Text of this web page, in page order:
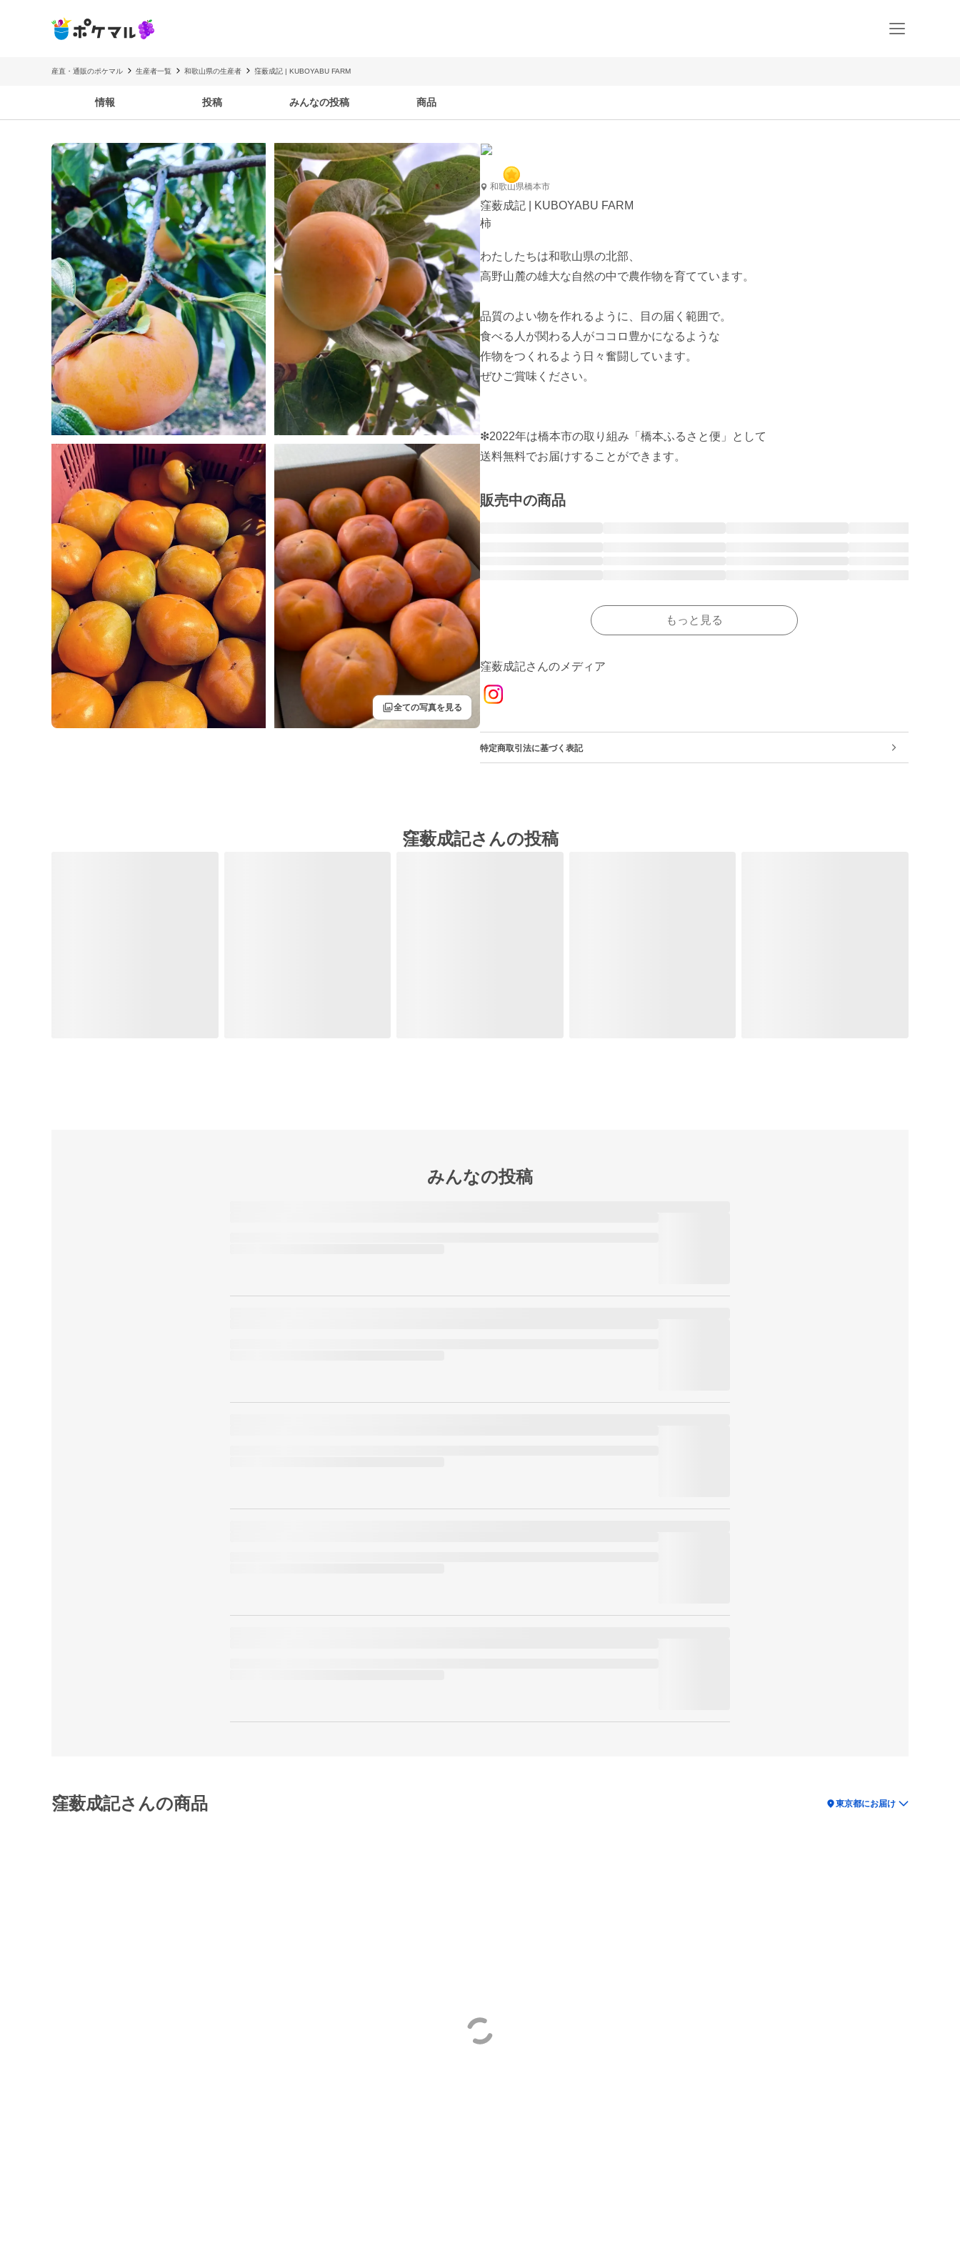
産直・通販のポケマル 生産者一覧 和歌山県の生産者 窪薮成記 | KUBOYABU FARM
情報 投稿 みんなの投稿 商品
filter全ての写真を見る
和歌山県橋本市
窪薮成記 | KUBOYABU FARM
柿
わたしたちは和歌山県の北部、
高野山麓の雄大な自然の中で農作物を育てています。
品質のよい物を作れるように、目の届く範囲で。
食べる人が関わる人がココロ豊かになるような
作物をつくれるよう日々奮闘しています。
ぜひご賞味ください。
❇︎2022年は橋本市の取り組み「橋本ふるさと便」として
送料無料でお届けすることができます。
販売中の商品
もっと見る
窪薮成記さんのメディア
特定商取引法に基づく表記
窪薮成記さんの投稿
みんなの投稿
窪薮成記さんの商品 location_on東京都にお届け